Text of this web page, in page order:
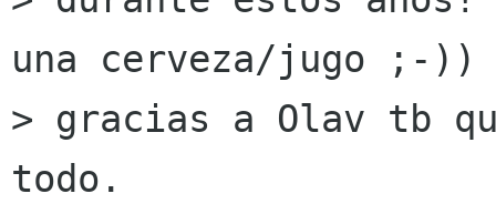
una cerveza/jugo ;-
> gracias a Olav tb
todo.